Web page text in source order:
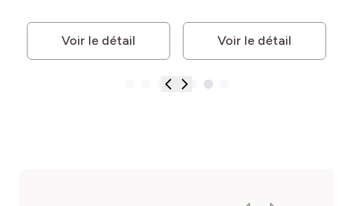
Voir le détail Voir le détail